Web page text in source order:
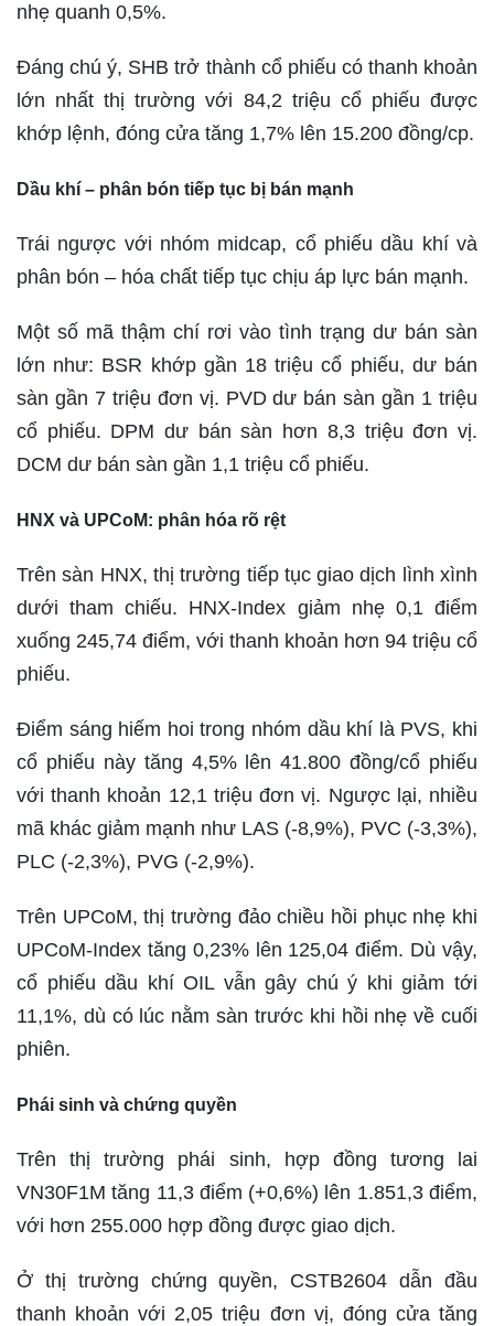
nhẹ quanh 0,5%.
Đáng chú ý, SHB trở thành cổ phiếu có thanh khoản
lớn nhất thị trường với 84,2 triệu cổ phiếu được
khớp lệnh, đóng cửa tăng 1,7% lên 15.200 đồng/cp.
Dầu khí – phân bón tiếp tục bị bán mạnh
Trái ngược với nhóm midcap, cổ phiếu dầu khí và
phân bón – hóa chất tiếp tục chịu áp lực bán mạnh.
Một số mã thậm chí rơi vào tình trạng dư bán sàn
lớn như: BSR khớp gần 18 triệu cổ phiếu, dư bán
sàn gần 7 triệu đơn vị. PVD dư bán sàn gần 1 triệu
cổ phiếu. DPM dư bán sàn hơn 8,3 triệu đơn vị.
DCM dư bán sàn gần 1,1 triệu cổ phiếu.
HNX và UPCoM: phân hóa rõ rệt
Trên sàn HNX, thị trường tiếp tục giao dịch lình xình
dưới tham chiếu. HNX-Index giảm nhẹ 0,1 điểm
xuống 245,74 điểm, với thanh khoản hơn 94 triệu cổ
phiếu.
Điểm sáng hiếm hoi trong nhóm dầu khí là PVS, khi
cổ phiếu này tăng 4,5% lên 41.800 đồng/cổ phiếu
với thanh khoản 12,1 triệu đơn vị. Ngược lại, nhiều
mã khác giảm mạnh như LAS (-8,9%), PVC (-3,3%),
PLC (-2,3%), PVG (-2,9%).
Trên UPCoM, thị trường đảo chiều hồi phục nhẹ khi
UPCoM-Index tăng 0,23% lên 125,04 điểm. Dù vậy,
cổ phiếu dầu khí OIL vẫn gây chú ý khi giảm tới
11,1%, dù có lúc nằm sàn trước khi hồi nhẹ về cuối
phiên.
Phái sinh và chứng quyền
Trên thị trường phái sinh, hợp đồng tương lai
VN30F1M tăng 11,3 điểm (+0,6%) lên 1.851,3 điểm,
với hơn 255.000 hợp đồng được giao dịch.
Ở thị trường chứng quyền, CSTB2604 dẫn đầu
thanh khoản với 2,05 triệu đơn vị, đóng cửa tăng